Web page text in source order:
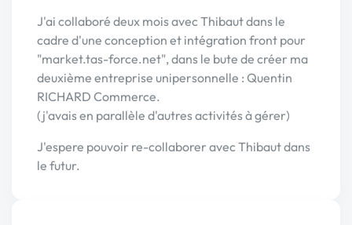
J'ai collaboré deux mois avec Thibaut dans le
cadre d'une conception et intégration front pour
"market.tas-force.net", dans le bute de créer ma
deuxième entreprise unipersonnelle : Quentin
RICHARD Commerce.
(j'avais en parallèle d'autres activités à gérer)
J'espere pouvoir re-collaborer avec Thibaut dans
le futur.